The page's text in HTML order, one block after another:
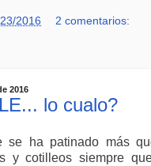
2016 2 comentarios:
2016
lo cualo?
se ha patinado más
y cotilleos siempre